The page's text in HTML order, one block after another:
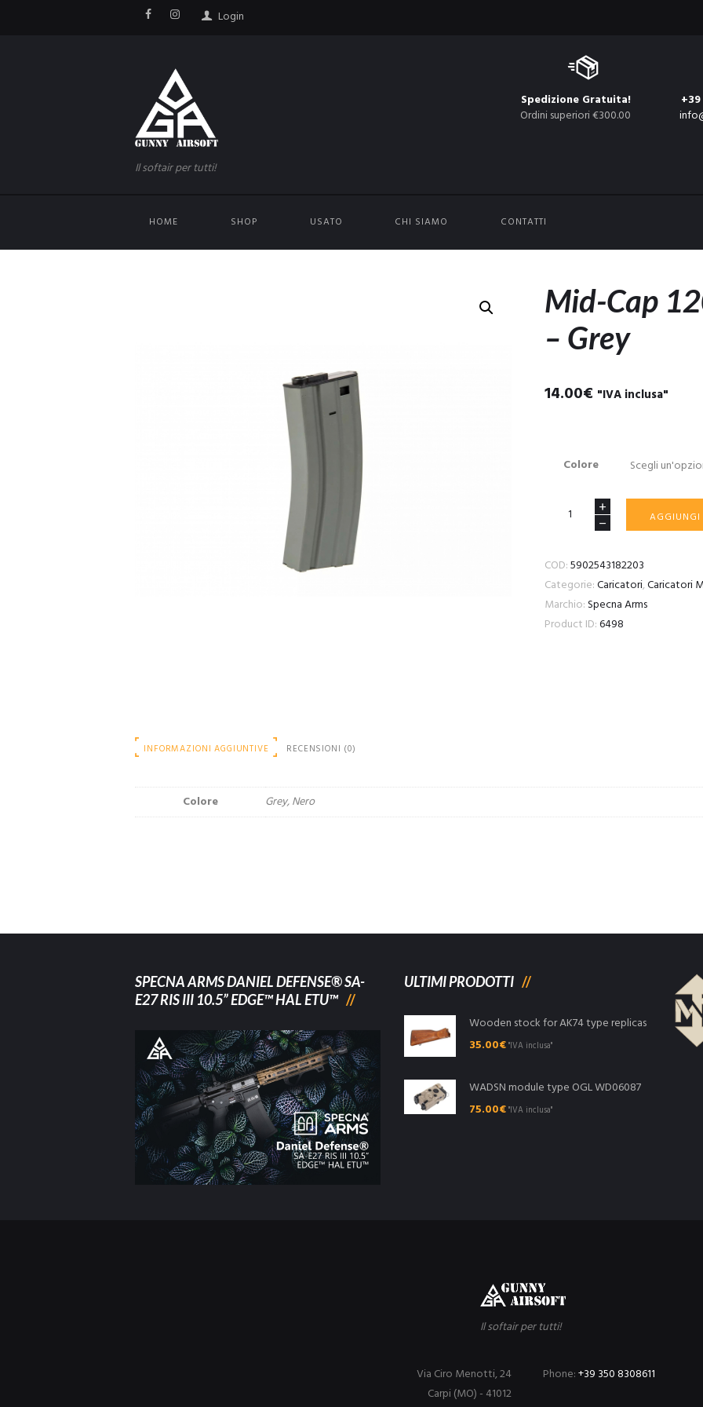
Login
Il softair per tutti!
Spedizione Gratuita!
Ordini superiori €300.00
HOME SHOP USATO CHI SIAMO CONTATTI
Mid-Cap
– Grey
14.00€ "IVA inclusa"
Colore
BB
Magazine
–
Grey
AGGIUNGI
COD:5902543182203
Categorie:Caricatori,Caricatori
Marchio:Specna Arms
Product ID:6498
INFORMAZIONI AGGIUNTIVE RECENSIONI (0)
Colore Grey, Nero
SPECNA ARMS DANIEL DEFENSE® SA-
E27 RIS III 10.5” EDGE™ HAL ETU™
ULTIMI PRODOTTI
Wooden stock for AK74 type replicas
35.00€"IVA inclusa"
WADSN module type OGL WD06087
75.00€"IVA inclusa"
Il softair per tutti!
Phone:+39 350 8308611
Via Ciro Menotti, 24
Carpi (MO) - 41012